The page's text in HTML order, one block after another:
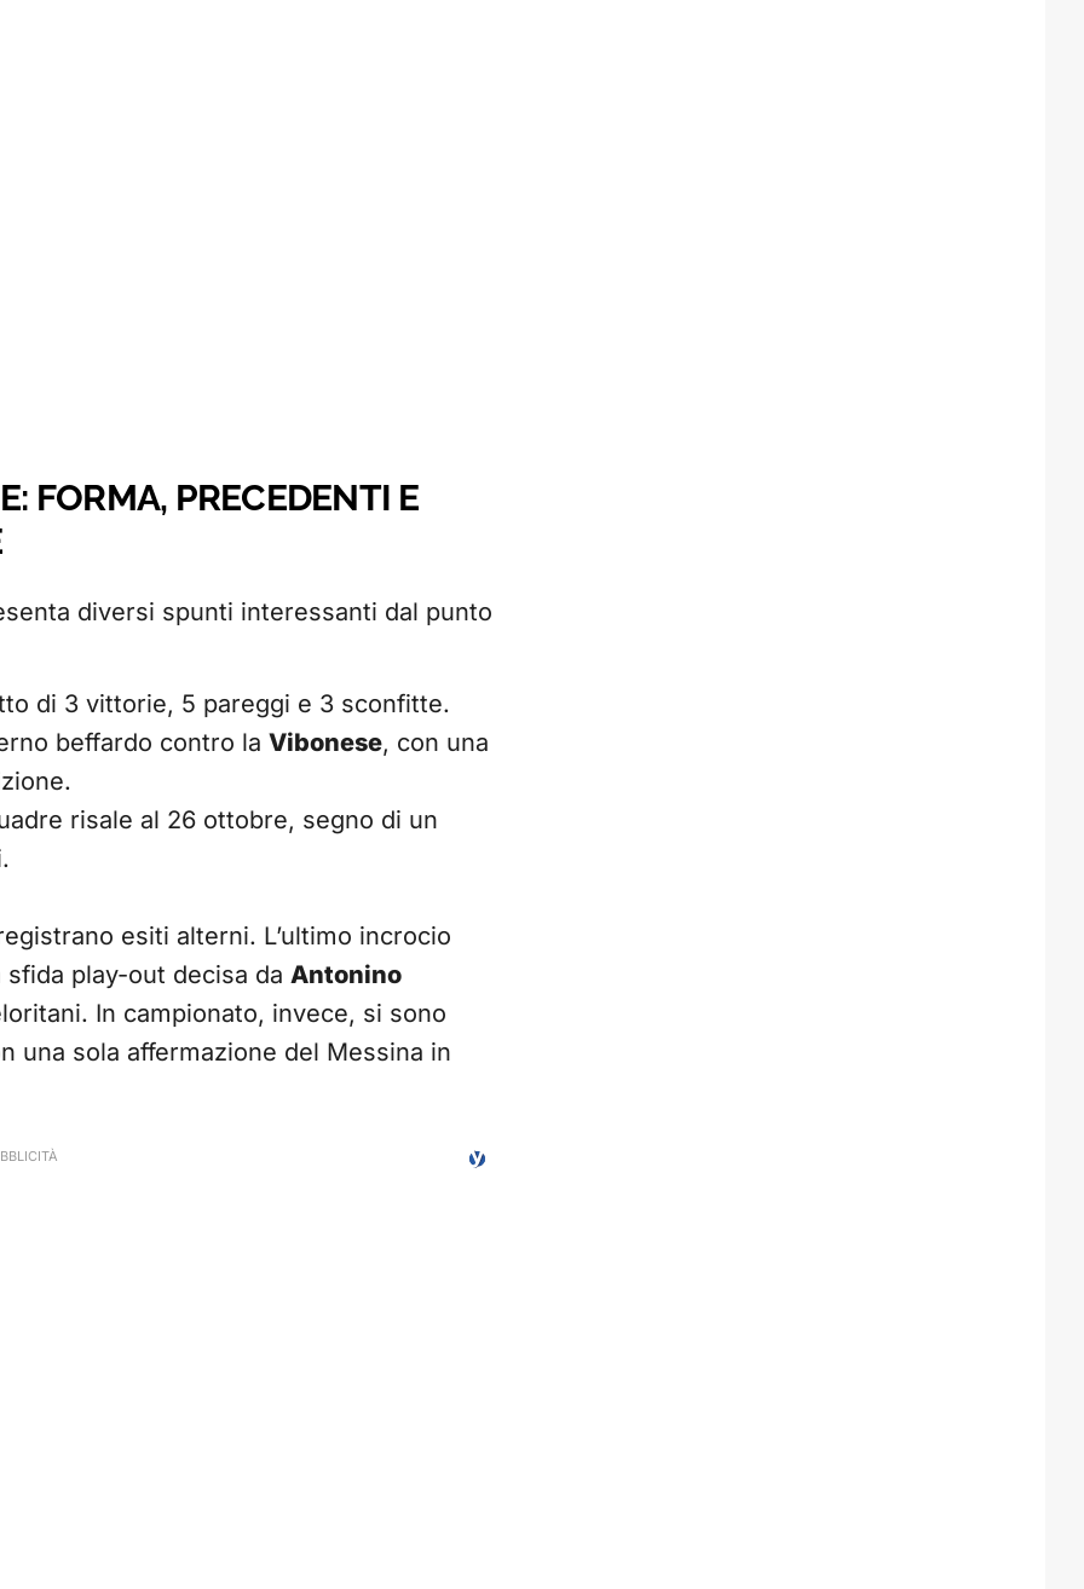
FORMA, PRECEDENTI E
diversi spunti interessanti dal punto
di 3 vittorie, 5 pareggi e 3 sconfitte.
beffardo contro la Vibonese, con una
risale al 26 ottobre, segno di un
esiti alterni. L’ultimo incrocio
sfida play-out decisa da Antonino
In campionato, invece, si sono
una sola affermazione del Messina in